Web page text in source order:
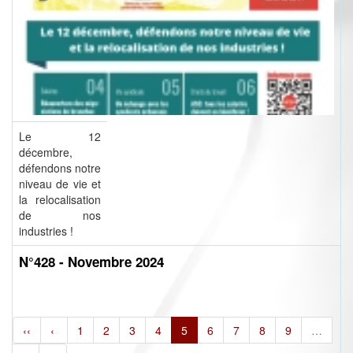
Le 12
décembre,
défendons notre
niveau de vie et
la relocalisation
de nos
industries !
N°428 - Novembre 2024
‹‹ ‹ 1 2 3 4 5 6 7 8 9
…